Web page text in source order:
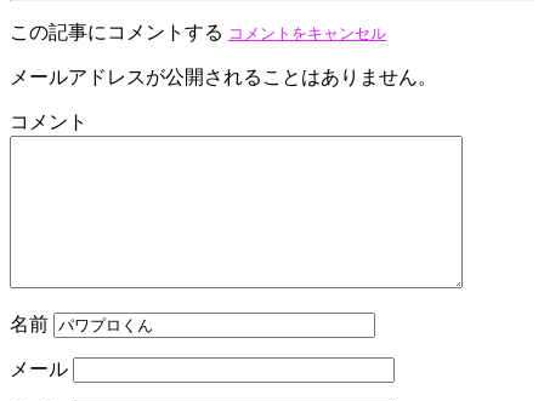
この記事にコメントする コメントをキャンセル
メールアドレスが公開されることはありません。
コメント
名前
メール